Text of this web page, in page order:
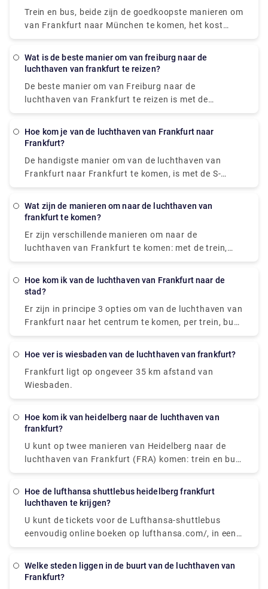
Trein en bus, beide zijn de goedkoopste manieren om
van Frankfurt naar München te komen, het kost
tussen €17 - €26.
Wat is de beste manier om van freiburg naar de
luchthaven van frankfurt te reizen?
De beste manier om van Freiburg naar de
luchthaven van Frankfurt te reizen is met de
hogesnelheidstrein van de ICE vanaf het
luchthaven, dat ongeveer €15-€30 kost.
Hoe kom je van de luchthaven van Frankfurt naar
Frankfurt?
De handigste manier om van de luchthaven van
Frankfurt naar Frankfurt te komen, is met de S-
Bahn. Vanaf Terminal 1 onder het Regionalbahnhof
Offenbach Ost en Hanau. De eerste twee stations
Arena, Eintracht Frankfurt) en Niederrad. Frankfurt
Hauptbahnhof is de derde halte na 12 minuten,
trein, een tram en een bus
Wat zijn de manieren om naar de luchthaven van
frankfurt te komen?
Er zijn verschillende manieren om naar de
luchthaven van Frankfurt te komen: met de trein,
bus of taxi. Een auto huren zonder chauffeur is ook
Hoe kom ik van de luchthaven van Frankfurt naar de
stad?
Er zijn in principe 3 opties om van de luchthaven van
Frankfurt naar het centrum te komen, per trein, bus
of taxi. De treinreis kan tot 40 minuten duren en
stadscentrum te gaan. De tarieven voor een taxi
staan niet vast.
Hoe ver is wiesbaden van de luchthaven van frankfurt?
Frankfurt ligt op ongeveer 35 km afstand van
Wiesbaden.
Hoe kom ik van heidelberg naar de luchthaven van
frankfurt?
U kunt op twee manieren van Heidelberg naar de
luchthaven van Frankfurt (FRA) komen: trein en bus,
die € 7 - € 9 kosten en het duurt ongeveer 1 uur om
Hoe de lufthansa shuttlebus heidelberg frankfurt
luchthaven te krijgen?
U kunt de tickets voor de Lufthansa-shuttlebus
eenvoudig online boeken op lufthansa.com/, in een
reisbureau of bij een Lufthansa-servicecentrum of
luchthavenbussen Terminal 1 "The Squaire West" -
Welke steden liggen in de buurt van de luchthaven van
Frankfurt?